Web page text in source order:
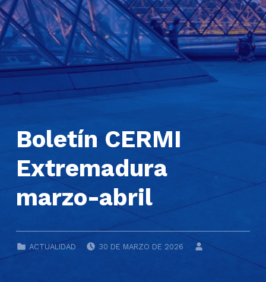
Boletín CERMI
Extremadura
marzo-abril
CATEGORIZED IN:
ACTUALIDAD 30 DE MARZO DE 2026